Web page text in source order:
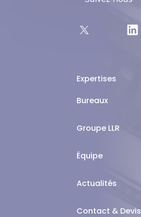
Expertises
Bureaux
Groupe LLR
Équipe
Actualités
Contact & Devis